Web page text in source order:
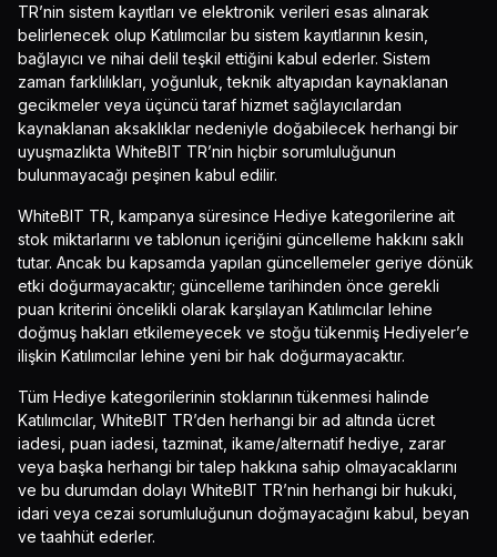
TR’nin sistem kayıtları ve elektronik verileri esas alınarak
belirlenecek olup Katılımcılar bu sistem kayıtlarının kesin,
bağlayıcı ve nihai delil teşkil ettiğini kabul ederler. Sistem
zaman farklılıkları, yoğunluk, teknik altyapıdan kaynaklanan
gecikmeler veya üçüncü taraf hizmet sağlayıcılardan
kaynaklanan aksaklıklar nedeniyle doğabilecek herhangi bir
uyuşmazlıkta WhiteBIT TR’nin hiçbir sorumluluğunun
bulunmayacağı peşinen kabul edilir.
WhiteBIT TR, kampanya süresince Hediye kategorilerine ait
stok miktarlarını ve tablonun içeriğini güncelleme hakkını saklı
tutar. Ancak bu kapsamda yapılan güncellemeler geriye dönük
etki doğurmayacaktır; güncelleme tarihinden önce gerekli
puan kriterini öncelikli olarak karşılayan Katılımcılar lehine
doğmuş hakları etkilemeyecek ve stoğu tükenmiş Hediyeler’e
ilişkin Katılımcılar lehine yeni bir hak doğurmayacaktır.
Tüm Hediye kategorilerinin stoklarının tükenmesi halinde
Katılımcılar, WhiteBIT TR’den herhangi bir ad altında ücret
iadesi, puan iadesi, tazminat, ikame/alternatif hediye, zarar
veya başka herhangi bir talep hakkına sahip olmayacaklarını
ve bu durumdan dolayı WhiteBIT TR’nin herhangi bir hukuki,
idari veya cezai sorumluluğunun doğmayacağını kabul, beyan
ve taahhüt ederler.